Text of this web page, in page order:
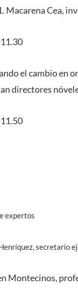
Macarena Cea,
el cambio en
directores
expertos
secretario
Montecinos,